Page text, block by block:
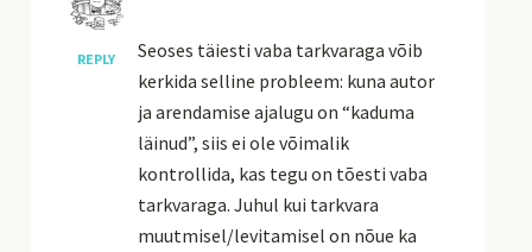
REPLY
Seoses täiesti vaba tarkvaraga võib
kerkida selline probleem: kuna autor
ja arendamise ajalugu on “kaduma
läinud”, siis ei ole võimalik
kontrollida, kas tegu on tõesti vaba
tarkvaraga. Juhul kui tarkvara
muutmisel/levitamisel on nõue ka